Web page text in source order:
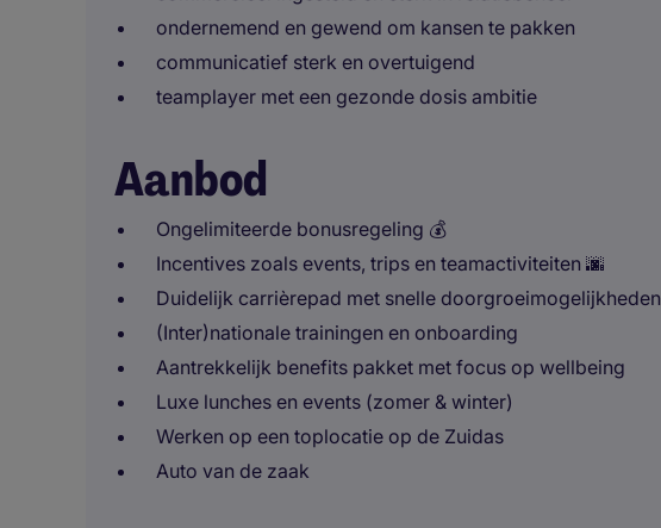
ondernemend en gewend om kansen te pakken
communicatief sterk en overtuigend
teamplayer met een gezonde dosis ambitie
Aanbod
Ongelimiteerde bonusregeling 💰
Incentives zoals events, trips en teamactiviteiten 🌆
Duidelijk carrièrepad met snelle doorgroeimogelijkheden
(Inter)nationale trainingen en onboarding
Aantrekkelijk benefits pakket met focus op wellbeing
Luxe lunches en events (zomer & winter)
Werken op een toplocatie op de Zuidas
Auto van de zaak